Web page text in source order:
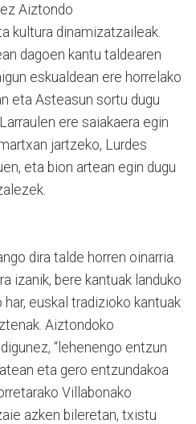
Aiztondo
kultura dinamizatzaileak.
dagoen kantu taldearen
eskualdean ere horrelako
eta Asteasun sortu dugu
ere saiakaera egin
jartzeko, Lurdes
eta bion artean egin dugu
dira talde horren oinarria.
izanik, bere kantuak landuko
euskal tradizioko kantuak
Aiztondoko
“lehenengo entzun
eta gero entzundakoa
Villabonako
azken bileretan, txistu